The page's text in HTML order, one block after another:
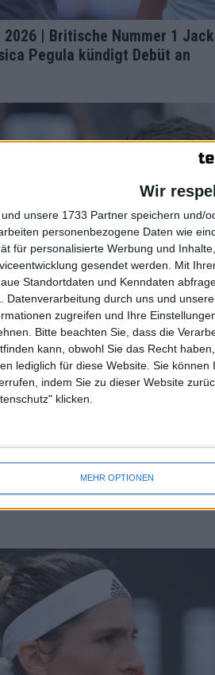
Wir
unsere 1733 Partner speichern und/
personenbezogene Daten wie
für personalisierte Werbung und
gesendet werden.
Mit
Standortdaten und Kenndaten
Datenverarbeitung durch uns und
zugreifen und Ihre
Bitte beachten Sie, dass die
kann, obwohl Sie das Recht
lediglich für diese Website. Sie
indem Sie zu dieser Website
klicken.
MEHR OPTIONEN
| Britische Nummer 1
Pegula kündigt Debüt an
den Thron in Queens?
mit Spannung erwartete